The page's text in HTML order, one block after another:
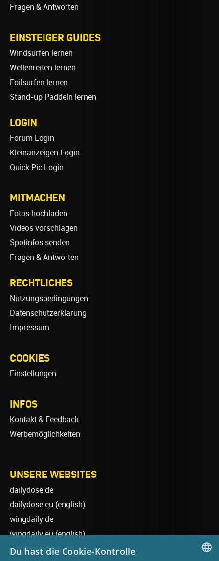
Fragen & Antworten
EINSTEIGER GUIDES
Windsurfen lernen
Wellenreiten lernen
Foilsurfen lernen
Stand-up Paddeln lernen
LOGIN
Forum Login
Kleinanzeigen Login
Quick Pic Login
MITMACHEN
Fotos hochladen
Videos vorschlagen
Spotinfos senden
Fragen & Antworten
RECHTLICHES
Nutzungsbedingungen
Datenschutzerklärung
Impressum
COOKIES
Einstellungen
INFOS
Kontakt & Feedback
Werbemöglichkeiten
UNSERE WEBSITES
dailydose.de
dailydose.eu (english)
wingdaily.de
wingdaily.eu(english)
dailydose-shop.de
Du hast die Cookie-Kontrolle